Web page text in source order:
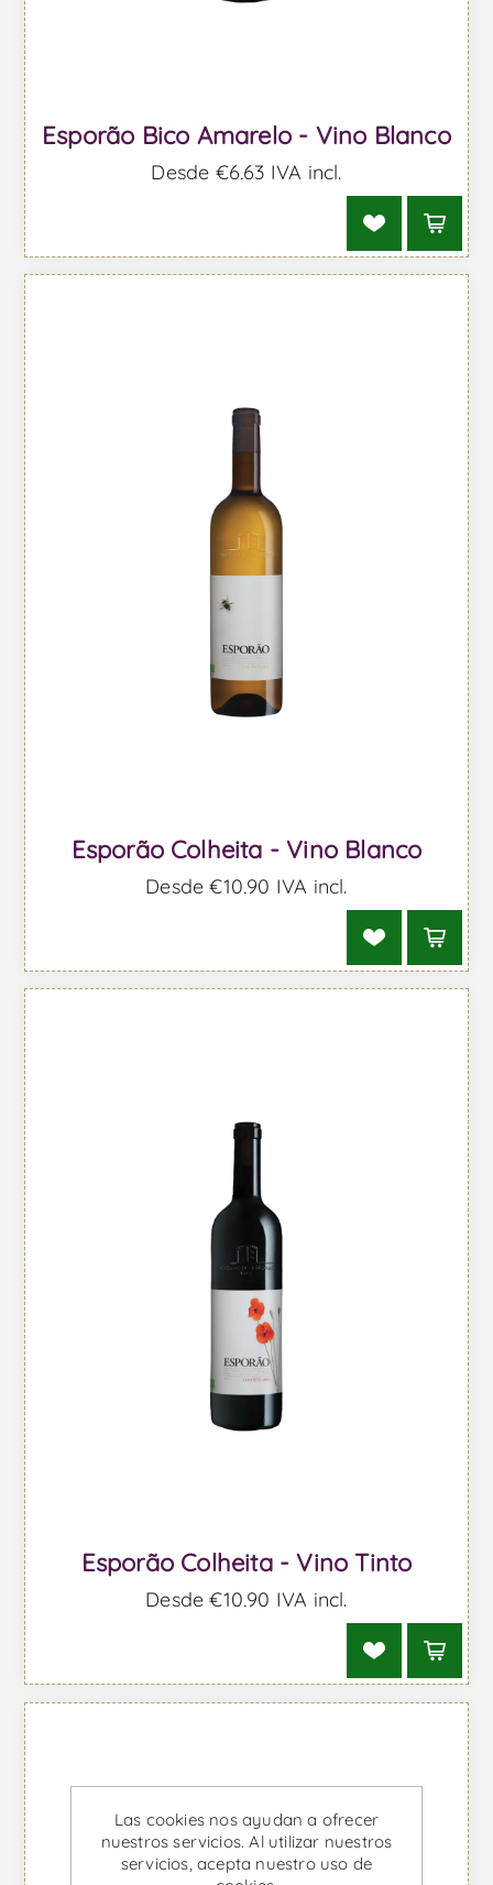
Esporão Bico Amarelo - Vino Blanco
Desde €6,63 IVA incl.
Esporão Colheita - Vino Blanco
Desde €10,90 IVA incl.
Esporão Colheita - Vino Tinto
Desde €10,90 IVA incl.
Las cookies nos ayudan a ofrecer
nuestros servicios. Al utilizar nuestros
servicios, acepta nuestro uso de